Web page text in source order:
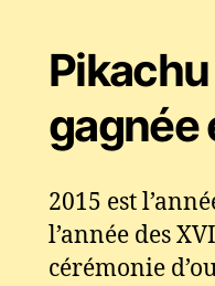
Pikachu
gagnée
2015 est
l’année des
cérémonie